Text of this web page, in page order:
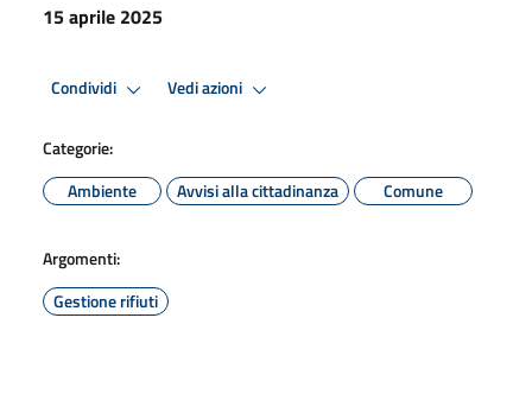
15 aprile 2025
Condividi Vedi azioni
Categorie:
Ambiente
Avvisi alla cittadinanza Comune
Argomenti:
Gestione rifiuti